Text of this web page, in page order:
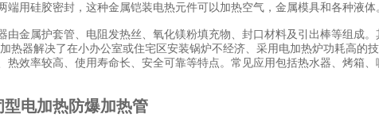
端用硅胶密封，这种金属铠装电热元件可以加热空气，金属模具和各种液体
由金属护套管、电阻发热丝、氧化镁粉填充物、封口材料及引出棒等组成
热器解决了在小办公室或住宅区安装锅炉不经济、采用电加热炉功耗高的
热效率较高、使用寿命长、安全可靠等特点。常见应用包括热水器、烤箱、
型电加热防爆加热管